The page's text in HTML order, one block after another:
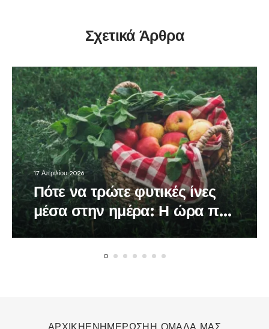
Σχετικά Άρθρα
17 Απριλίου 2026
Πότε να τρώτε φυτικές ίνες
μέσα στην ημέρα: Η ώρα που
κάνει τη διαφορά στον
οργανισμό